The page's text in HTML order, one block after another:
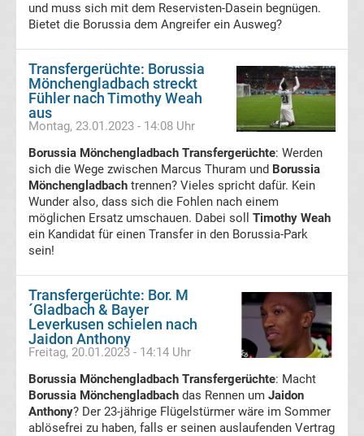
Transfergerüchte
Oldenburg
VfB
Stuttgart
VfL
Bochum
Transfergerüchte
VfL
und muss sich mit dem Reservisten-Dasein begnügen.
Bietet die Borussia dem Angreifer ein Ausweg?
Transfergerüchte: Borussia
Mönchengladbach streckt
Fühler nach Timothy Weah
aus
Montag, 23.01.2023 - 14:08 Uhr
Borussia Mönchengladbach Transfergerüchte: Werden
sich die Wege zwischen Marcus Thuram und Borussia
Mönchengladbach trennen? Vieles spricht dafür. Kein
Wunder also, dass sich die Fohlen nach einem
möglichen Ersatz umschauen. Dabei soll Timothy Weah
ein Kandidat für einen Transfer in den Borussia-Park
sein!
Transfergerüchte: Bor. M
´Gladbach & Bayer
Leverkusen schielen nach
Jaidon Anthony
Freitag, 20.01.2023 - 14:14 Uhr
Borussia Mönchengladbach Transfergerüchte: Macht
Borussia Mönchengladbach das Rennen um Jaidon
Anthony? Der 23-jährige Flügelstürmer wäre im Sommer
ablösefrei zu haben, falls er seinen auslaufenden Vertrag